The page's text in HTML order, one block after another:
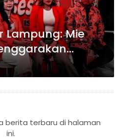
Lampung: Mie
Lampung
berita terbaru di halaman
ini.